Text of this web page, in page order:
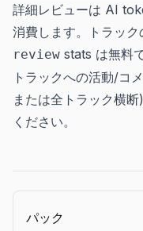
詳細レビューは AI
消費します。トラッ
review stats は無料で
トラックへの活動/コ
または全トラック横
ください。
パック